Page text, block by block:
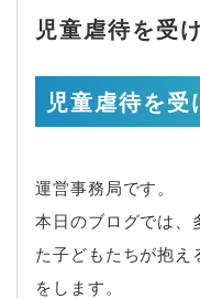
児童虐待を受
児童虐待を
運営事務局です。
本日のブログでは、
た子どもたちが抱え
をします。